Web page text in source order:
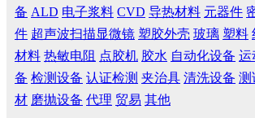
备 ALD 电子浆料 CVD 导热材料 元器件
件 超声波扫描显微镜 塑胶外壳 玻璃 塑料
材料 热敏电阻 点胶机 胶水 自动化设备 运
备 检测设备 认证检测 夹治具 清洗设备 测
材 磨抛设备 代理 贸易 其他